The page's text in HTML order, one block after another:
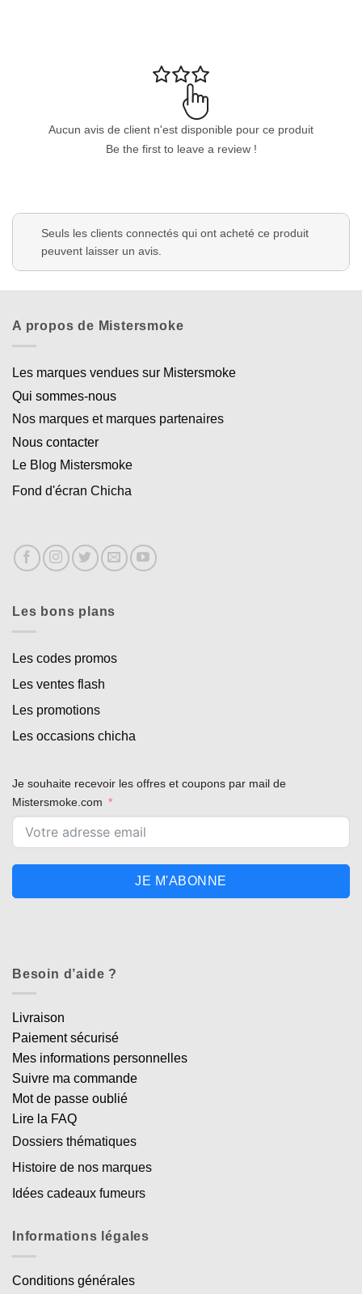
Aucun avis de client n'est disponible pour ce produit
Be the first to leave a review !
Seuls les clients connectés qui ont acheté ce produit
peuvent laisser un avis.
A propos de Mistersmoke
Les marques vendues sur Mistersmoke
Qui sommes-nous
Nos marques et marques partenaires
Nous contacter
Le Blog Mistersmoke
Fond d'écran Chicha
Les bons plans
Les codes promos
Les ventes flash
Les promotions
Les occasions chicha
Je souhaite recevoir les offres et coupons par mail de
Mistersmoke.com
JE M'ABONNE
Besoin d’aide ?
Livraison
Paiement sécurisé
Mes informations personnelles
Suivre ma commande
Mot de passe oublié
Lire la FAQ
Dossiers thématiques
Histoire de nos marques
Idées cadeaux fumeurs
Informations légales
Conditions générales